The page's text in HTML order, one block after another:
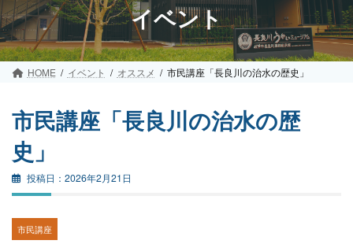
イベント
HOME イベント オススメ 市民講座「長良川の治水の歴史」
市民講座「長良川の治水の歴
史」
2026年2月21日
市民講座